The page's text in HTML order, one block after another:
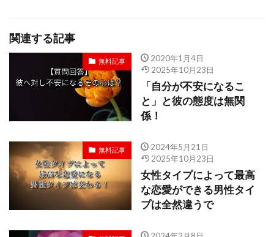
関連する記事
無料記事
2020年1月4日
2025年10月23日
「自分が不安になるこ
と」と彼の態度は無関
係！
無料記事
2024年5月21日
2025年10月23日
女性タイプによって最高
な恋愛ができる男性タイ
プは全然違うで